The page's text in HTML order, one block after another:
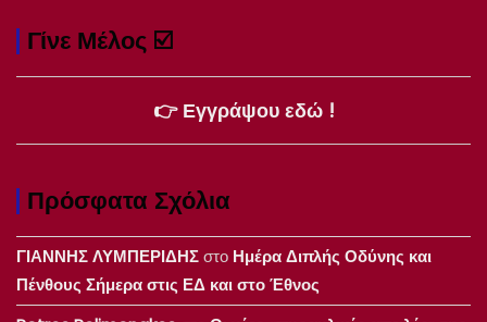
Γίνε Μέλος ☑️
👉 Εγγράψου εδώ !
Πρόσφατα Σχόλια
ΓΙΑΝΝΗΣ ΛΥΜΠΕΡΙΔΗΣστο Ημέρα Διπλής Οδύνης και
Πένθους Σήμερα στις ΕΔ και στο Έθνος